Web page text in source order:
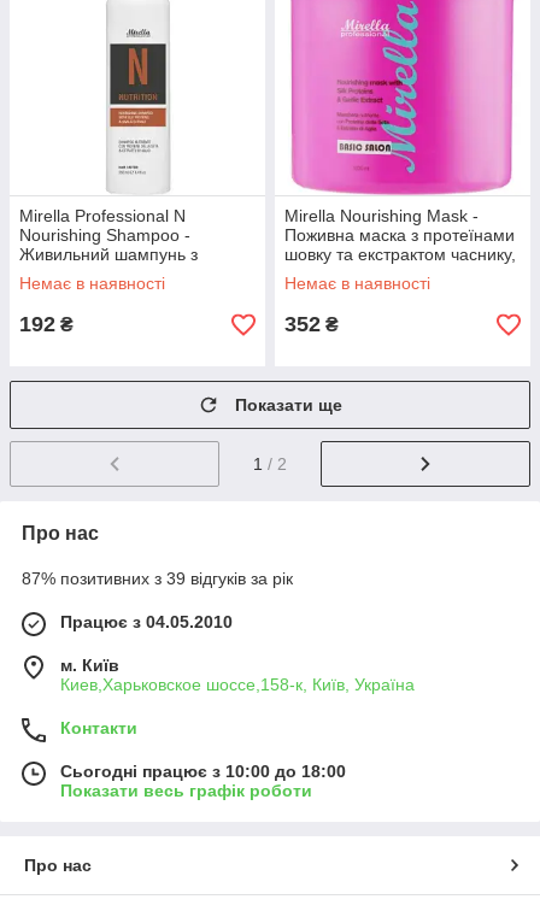
Mirella Professional N
Nourishing Shampoo -
Живильний шампунь з
протеїнами шовку та
екстрактом часнику
Немає в наявності
192 ₴
Mirella Nourishing Mask -
Поживна маска з протеїнами
шовку та екстрактом часнику,
1000 мл
Немає в наявності
352 ₴
Показати ще
1 / 2
Про нас
87% позитивних з 39 відгуків за рік
Працює з 04.05.2010
м. Київ
Киев,Харьковское шоссе,158-к, Київ, Україна
Контакти
Сьогодні працює з 10:00 до 18:00
Показати весь графік роботи
Про нас